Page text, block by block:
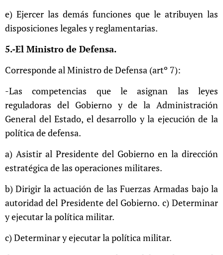
e) Ejercer las demás funciones que le atribuyen las
disposiciones legales y reglamentarias.
5.-El Ministro de Defensa.
Corresponde al Ministro de Defensa (artº 7):
-Las competencias que le asignan las leyes
reguladoras del Gobierno y de la Administración
General del Estado, el desarrollo y la ejecución de la
política de defensa.
a) Asistir al Presidente del Gobierno en la dirección
estratégica de las operaciones militares.
b) Dirigir la actuación de las Fuerzas Armadas bajo la
autoridad del Presidente del Gobierno. c) Determinar
y ejecutar la política militar.
c) Determinar y ejecutar la política militar.